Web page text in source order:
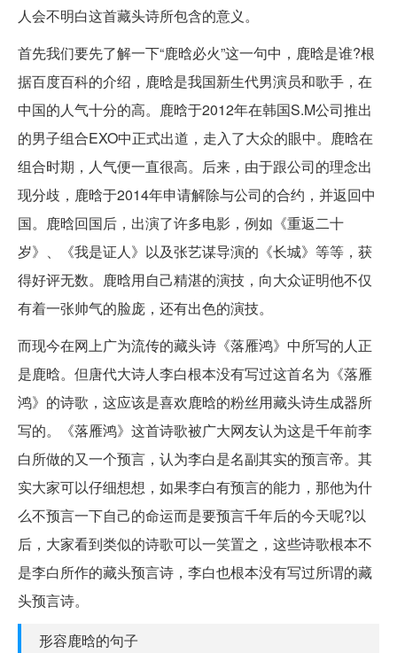
人会不明白这首藏头诗所包含的意义。
首先我们要先了解一下“鹿晗必火”这一句中，鹿晗是谁?根
据百度百科的介绍，鹿晗是我国新生代男演员和歌手，在
中国的人气十分的高。鹿晗于2012年在韩国S.M公司推出
的男子组合EXO中正式出道，走入了大众的眼中。鹿晗在
组合时期，人气便一直很高。后来，由于跟公司的理念出
现分歧，鹿晗于2014年申请解除与公司的合约，并返回中
国。鹿晗回国后，出演了许多电影，例如《重返二十
岁》、《我是证人》以及张艺谋导演的《长城》等等，获
得好评无数。鹿晗用自己精湛的演技，向大众证明他不仅
有着一张帅气的脸庞，还有出色的演技。
而现今在网上广为流传的藏头诗《落雁鸿》中所写的人正
是鹿晗。但唐代大诗人李白根本没有写过这首名为《落雁
鸿》的诗歌，这应该是喜欢鹿晗的粉丝用藏头诗生成器所
写的。《落雁鸿》这首诗歌被广大网友认为这是千年前李
白所做的又一个预言，认为李白是名副其实的预言帝。其
实大家可以仔细想想，如果李白有预言的能力，那他为什
么不预言一下自己的命运而是要预言千年后的今天呢?以
后，大家看到类似的诗歌可以一笑置之，这些诗歌根本不
是李白所作的藏头预言诗，李白也根本没有写过所谓的藏
头预言诗。
形容鹿晗的句子